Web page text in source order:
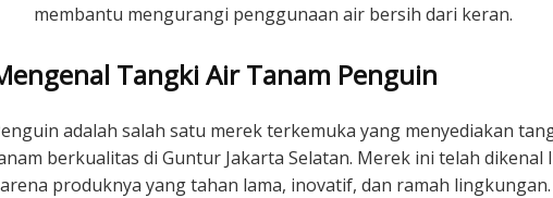
membantu mengurangi penggunaan air bersih dari keran.
Tangki Air Tanam Penguin
adalah salah satu merek terkemuka yang menyediakan
berkualitas di Guntur Jakarta Selatan. Merek ini telah dikenal
produknya yang tahan lama, inovatif, dan ramah lingkungan.